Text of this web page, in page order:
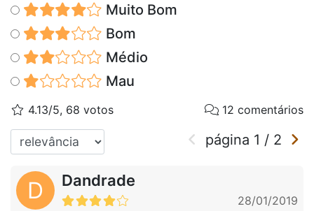
Muito Bom
Bom
Médio
Mau
4.13/5, 68 votos 12 comentários
página 1 / 2
D Dandrade
28/01/2019